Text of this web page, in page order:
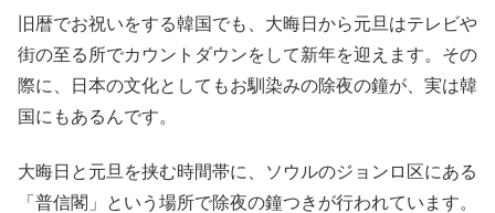
旧暦でお祝いをする韓国でも、大晦日から元旦はテレビや
街の至る所でカウントダウンをして新年を迎えます。その
際に、日本の文化としてもお馴染みの除夜の鐘が、実は韓
国にもあるんです。
大晦日と元旦を挟む時間帯に、ソウルのジョンロ区にある
「普信閣」という場所で除夜の鐘つきが行われています。